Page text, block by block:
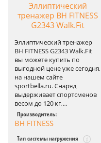
Эллиптический
тренажер BH FITNESS
G2343 Walk.Fit
Эллиптический тренажер
BH FITNESS G2343 Walk.Fit
вы можете купить по
выгодной цене уже сегодня,
на нашем сайте
sportbella.ru. Снаряд
выдерживает спортсменов
весом до 120 кг,...
Производитель:
BH FITNESS
Тип системы нагружения